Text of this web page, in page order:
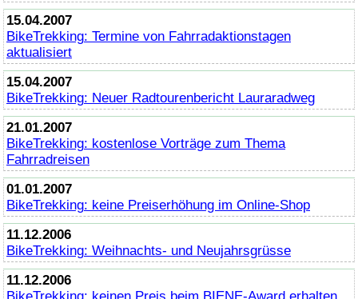
15.04.2007
BikeTrekking: Termine von Fahrradaktionstagen
aktualisiert
15.04.2007
BikeTrekking: Neuer Radtourenbericht Lauraradweg
21.01.2007
BikeTrekking: kostenlose Vorträge zum Thema
Fahrradreisen
01.01.2007
BikeTrekking: keine Preiserhöhung im Online-Shop
11.12.2006
BikeTrekking: Weihnachts- und Neujahrsgrüsse
11.12.2006